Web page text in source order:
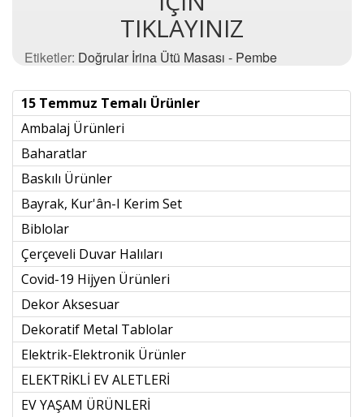
TIKLAYINIZ
Etiketler: Doğrular İrina Ütü Masası - Pembe
15 Temmuz Temalı Ürünler
Ambalaj Ürünleri
Baharatlar
Baskılı Ürünler
Bayrak, Kur'ân-I Kerim Set
Biblolar
Çerçeveli Duvar Halıları
Covid-19 Hijyen Ürünleri
Dekor Aksesuar
Dekoratif Metal Tablolar
Elektrik-Elektronik Ürünler
ELEKTRİKLİ EV ALETLERİ
EV YAŞAM ÜRÜNLERİ